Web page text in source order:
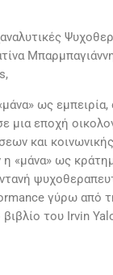
ως
μια εποχή
και
η «μάνα» ως
γύρω από
του Irvin